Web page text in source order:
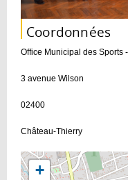
Coordonnées
Office Municipal des Sports
3 avenue Wilson
02400
Château-Thierry
+